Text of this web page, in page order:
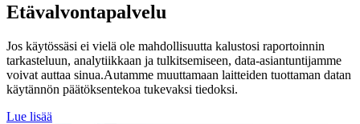
Etävalvontapalvelu
Jos käytössäsi ei vielä ole mahdollisuutta kalustosi raportoinnin
tarkasteluun, analytiikkaan ja tulkitsemiseen, data-asiantuntijamme
voivat auttaa sinua.Autamme muuttamaan laitteiden tuottaman datan
käytännön päätöksentekoa tukevaksi tiedoksi.
Lue lisää